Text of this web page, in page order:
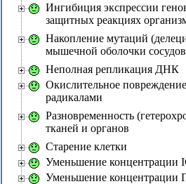
Ингибиция экспрессии
защитных реакциях
Накопление мутаций
мышечной оболочки сосудов
Неполная репликация ДНК
Окислительное
радикалами
Разновременность
тканей и органов
Старение клетки
Уменьшение концентрации
Уменьшение концентрации